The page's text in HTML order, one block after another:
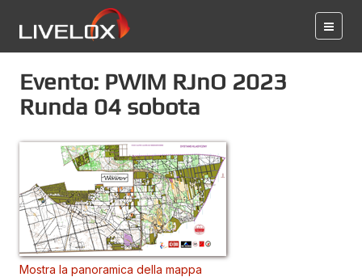
Evento: PWiM RJnO 2023
Runda 04 sobota
Mostra la panoramica della mappa